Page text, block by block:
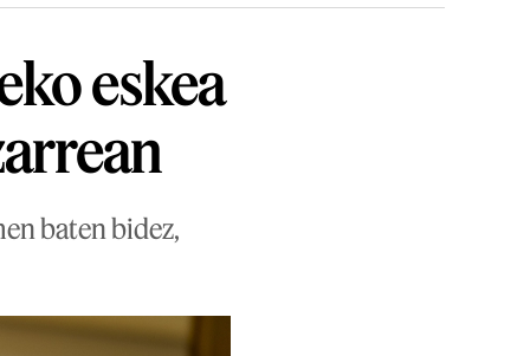
eskea
baten bidez,